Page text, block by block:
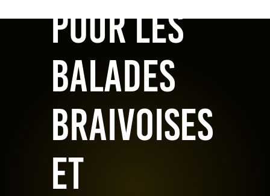
pour les
Balades
braivoises
et